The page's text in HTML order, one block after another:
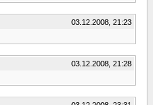
03.12.2008, 21:23
03.12.2008, 21:28